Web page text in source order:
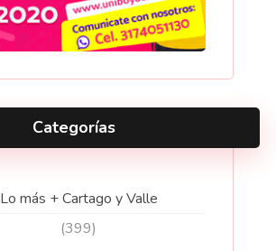
Categorías
Lo más + Cartago y Valle
(399)